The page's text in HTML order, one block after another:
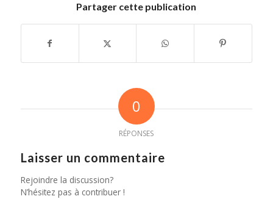
Partager cette publication
0
RÉPONSES
Laisser un commentaire
Rejoindre la discussion?
N’hésitez pas à contribuer !